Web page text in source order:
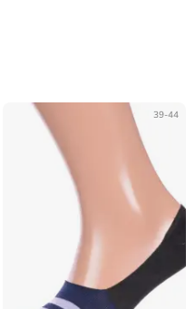
39-44